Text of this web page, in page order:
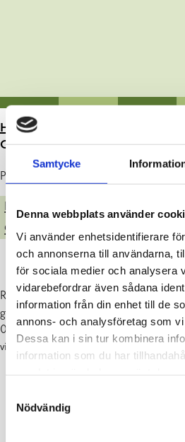
Samtycke
Denna webbplats använder
Vi använder enhetsidentifierare
och annonserna till användarna,
för sociala medier och analysera
vidarebefordrar även sådana
information från din enhet till de
annons- och analysföretag som
Dessa kan i sin tur kombinera
information som du har
Nödvändig
HEM>
SANERING
OCH LÅNGGATAN
Publicerad : 09.09.2024
BOENDE OCH MILJÖ
GATOR, PARKER & ALLMÄNNA
Raseborgs Vatten och Raseborgs stad
gatan på Drottninggatan och
09.09-01.11.2024. Arbetet förorsakar
vi beklagar störningarna!